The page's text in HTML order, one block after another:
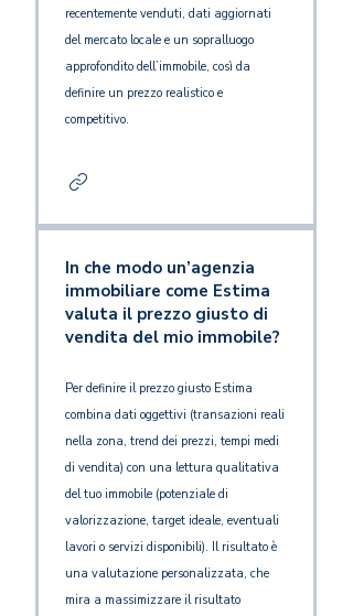
recentemente venduti, dati aggiornati
del mercato locale e un sopralluogo
approfondito dell’immobile, così da
definire un prezzo realistico e
competitivo.
In che modo un’agenzia
immobiliare come Estima
valuta il prezzo giusto di
vendita del mio immobile?
Per definire il prezzo giusto Estima
combina dati oggettivi (transazioni reali
nella zona, trend dei prezzi, tempi medi
di vendita) con una lettura qualitativa
del tuo immobile (potenziale di
valorizzazione, target ideale, eventuali
lavori o servizi disponibili). Il risultato è
una valutazione personalizzata, che
mira a massimizzare il risultato